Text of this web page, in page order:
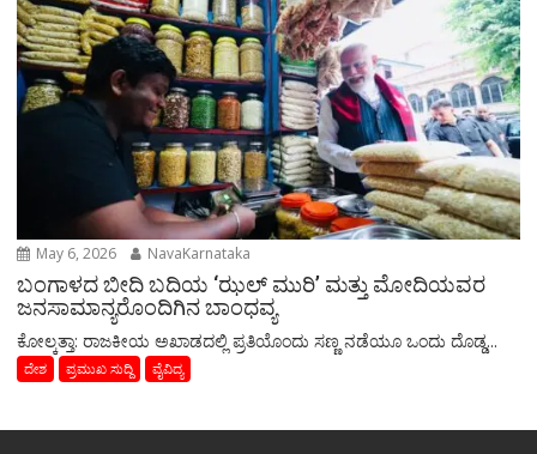
May 6, 2026 NavaKarnataka
ಬಂಗಾಳದ ಬೀದಿ ಬದಿಯ ‘ಝಲ್ ಮುರಿ’ ಮತ್ತು ಮೋದಿಯವರ
ಜನಸಾಮಾನ್ಯರೊಂದಿಗಿನ ಬಾಂಧವ್ಯ
​ಕೋಲ್ಕತ್ತಾ: ರಾಜಕೀಯ ಅಖಾಡದಲ್ಲಿ ಪ್ರತಿಯೊಂದು ಸಣ್ಣ ನಡೆಯೂ ಒಂದು ದೊಡ್ಡ...
ದೇಶ ಪ್ರಮುಖ ಸುದ್ದಿ ವೈವಿದ್ಯ